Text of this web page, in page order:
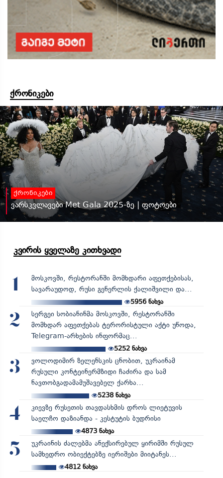
ქრონიკები
ქრონიკები
ვარსკვლავები Met Gala 2025-ზე | ფოტოები
კვირის ყველაზე კითხვადი
1
მოსკოვში, რესტორანში მომხდარი აფეთქებისას,
სავარაუდოდ, რუსი გენერლის ქალიშვილი და...
5956ნახვა
2
სერგეი სობიანინმა მოსკოვში, რესტორანში
მომხდარ აფეთქებას ტერორისტული აქტი უწოდა,
Telegram-არხების ინფორმაც...
5252ნახვა
3
ვოლოდიმირ ზელენსკის ცნობით, უკრაინამ
რუსული კონტეინერმზიდი ჩაძირა და სამ
ნავთობგადამამუშავებელ ქარხა...
5238ნახვა
4
კიევზე რუსეთის თავდასხმის დროს ლიეტუვის
საელჩო დაზიანდა - კესტუტის ბუდრისი
4873ნახვა
5
უკრაინის ძალებმა ანექსირებულ ყირიმში რუსულ
სამხედრო ობიექტებზე იერიშები მიიტანეს...
4812ნახვა